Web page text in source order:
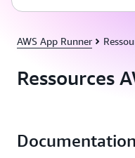
AWS App Runner
Ressources
Documentation